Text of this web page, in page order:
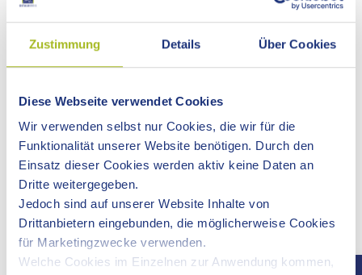
Zustimmung Details Über Cookies
Diese Webseite verwendet Cookies
Wir verwenden selbst nur Cookies, die wir für die
Funktionalität unserer Website benötigen. Durch den
Einsatz dieser Cookies werden aktiv keine Daten an
Dritte weitergegeben.
Jedoch sind auf unserer Website Inhalte von
Drittanbietern eingebunden, die möglicherweise Cookies
für Marketingzwecke verwenden.
Welche Cookies im Einzelnen zur Anwendung kommen,
E-Mail:
So finden Sie zu uns
Parkmöglichkeiten: am Museum
ÖFFNUNGSZEITEN
1. Sonntag im Monat: 14:00-17:00 Uhr